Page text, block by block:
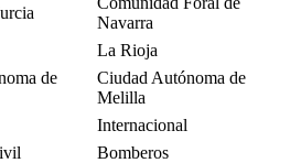
Navarra
La Rioja
de
Ciudad Autónoma de
Melilla
Internacional
Bomberos